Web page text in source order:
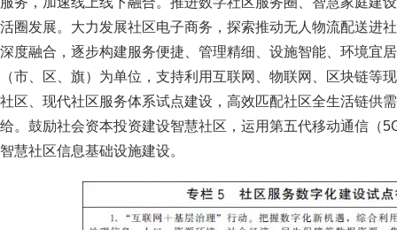
活圈发展。大力发展社区电子商务，探索推动无人物流配送进
深度融合，逐步构建服务便捷、管理精细、设施智能、环境宜
（市、区、旗）为单位，支持利用互联网、物联网、区块链等
社区、现代社区服务体系试点建设，高效匹配社区全生活链供
给。鼓励社会资本投资建设智慧社区，运用第五代移动通信（
智慧社区信息基础设施建设。